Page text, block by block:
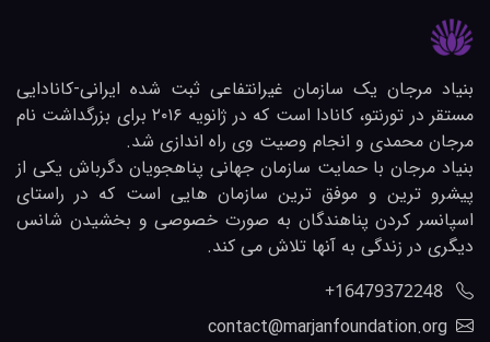
بنیاد مرجان یک سازمان غیرانتفاعی ثبت شده ایرانی-کانادایی
مستقر در تورنتو، کانادا است که در ژانویه ۲۰۱۶ برای بزرگداشت نام
مرجان محمدی و انجام وصیت وی راه اندازی شد.
بنیاد مرجان با حمایت سازمان جهانی پناهجویان دگرباش یکی از
پیشرو ترین و موفق ترین سازمان هایی است که در راستای
اسپانسر کردن پناهندگان به صورت خصوصی و بخشیدن شانس
دیگری در زندگی به آنها تلاش می کند.
contact@marjanfoundation.org